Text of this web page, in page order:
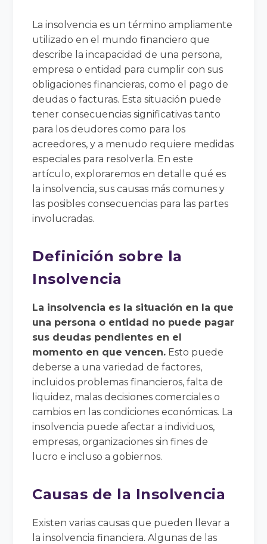
La insolvencia es un término ampliamente
utilizado en el mundo financiero que
describe la incapacidad de una persona,
empresa o entidad para cumplir con sus
obligaciones financieras, como el pago de
deudas o facturas. Esta situación puede
tener consecuencias significativas tanto
para los deudores como para los
acreedores, y a menudo requiere medidas
especiales para resolverla. En este
artículo, exploraremos en detalle qué es
la insolvencia, sus causas más comunes y
las posibles consecuencias para las partes
involucradas.
Definición sobre la
Insolvencia
La insolvencia es la situación en la que
una persona o entidad no puede pagar
sus deudas pendientes en el
momento en que vencen. Esto puede
deberse a una variedad de factores,
incluidos problemas financieros, falta de
liquidez, malas decisiones comerciales o
cambios en las condiciones económicas. La
insolvencia puede afectar a individuos,
empresas, organizaciones sin fines de
lucro e incluso a gobiernos.
Causas de la Insolvencia
Existen varias causas que pueden llevar a
la insolvencia financiera. Algunas de las